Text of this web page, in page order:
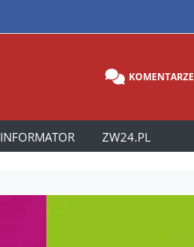
KOMENTARZE
INFORMATOR ZW24.PL